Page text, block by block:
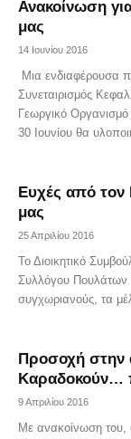
Ανακοίνωση
μας
14 Ιουνίου 2016
Μια ενδιαφέρουσα
Συνεταιρισμός
Γεωργικό
30 Ιουνίου θα
Ευχές από τον
μας
25 Απριλίου 2016
Το Διοικητικό
Συλλόγου Πουλάτων
συγχωριανούς, τα
Προσοχή στην
Καραδοκούν…
9 Απριλίου 2016
Με ανακοίνωση του,